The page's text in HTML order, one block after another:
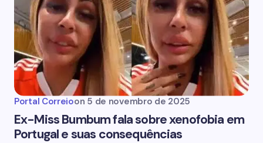
Portal Correioon 5 de novembro de 2025
Ex-Miss Bumbum fala sobre xenofobia em
Portugal e suas consequências